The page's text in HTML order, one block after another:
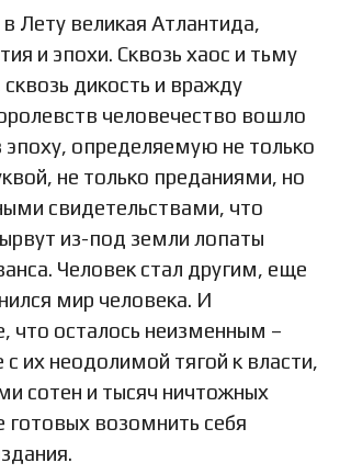
Лету великая Атлантида,
и эпохи. Сквозь хаос и тьму
дикость и вражду
человечество вошло
эпоху, определяемую не только
не только преданиями, но
свидетельствами, что
из-под земли лопаты
Человек стал другим, еще
мир человека. И
что осталось неизменным –
их неодолимой тягой к власти,
сотен и тысяч ничтожных
готовых возомнить себя